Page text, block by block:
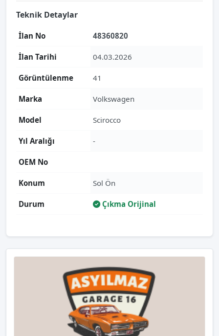
Teknik Detaylar
İlan No 48360820
İlan Tarihi 04.03.2026
Görüntülenme 41
Marka Volkswagen
Model Scirocco
Yıl Aralığı -
OEM No
Konum Sol Ön
Durum Çıkma Orijinal